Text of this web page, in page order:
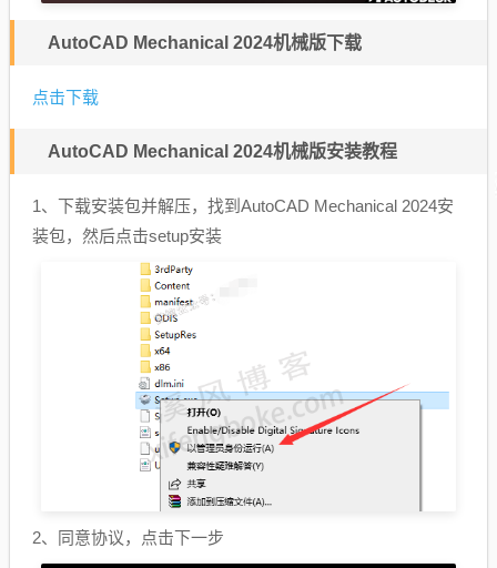
AutoCAD Mechanical 2024机械版下载
点击下载
AutoCAD Mechanical 2024机械版安装教程
1、下载安装包并解压，找到AutoCAD Mechanical 2024安
装包，然后点击setup安装
2、同意协议，点击下一步